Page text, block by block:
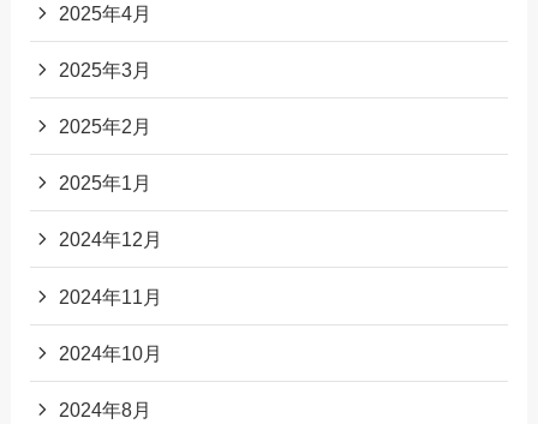
2025年4月
2025年3月
2025年2月
2025年1月
2024年12月
2024年11月
2024年10月
2024年8月